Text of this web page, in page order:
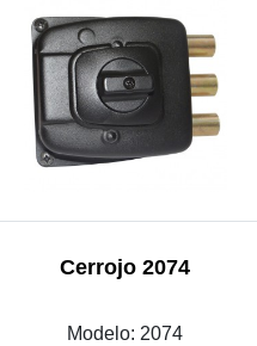
Cerrojo 2074
Modelo: 2074